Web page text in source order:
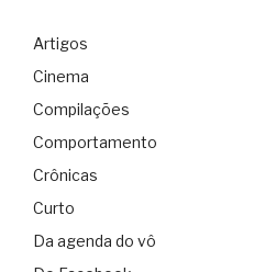
Artigos
Cinema
Compilações
Comportamento
Crônicas
Curto
Da agenda do vô